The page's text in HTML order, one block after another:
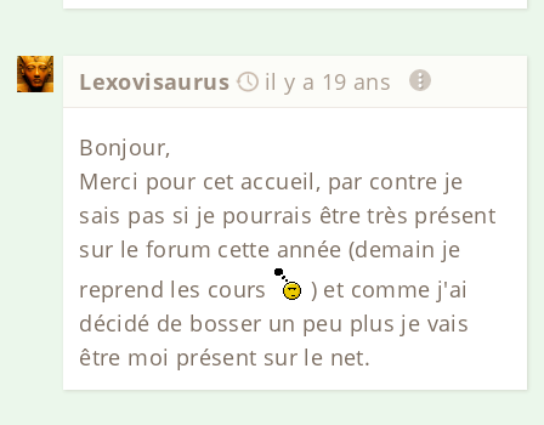
Lexovisaurus il y a 19 ans
Bonjour,
Merci pour cet accueil, par contre je
sais pas si je pourrais être très présent
sur le forum cette année (demain je
reprend les cours
) et comme j'ai
décidé de bosser un peu plus je vais
être moi présent sur le net.